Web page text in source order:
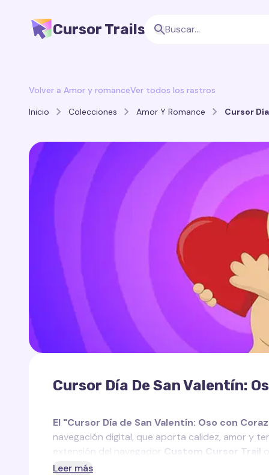
Cursor Trails
Volver a Amor y romanceVer todos los rastros
Inicio
Colecciones Amor Y Romance Cursor
Cursor Día De San Valentín:
El "Cursor Día de San Valentín: Oso con
navegación digital, que aporta calidez, amor y
extensión del navegador Custom Cursor Trail
exclusivamente en páginas web.
Leer más